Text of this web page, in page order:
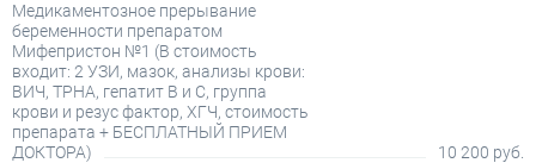
Медикаментозное прерывание
беременности препаратом
Мифепристон №1 (В стоимость
входит: 2 УЗИ, мазок, анализы крови:
ВИЧ, TPHA, гепатит В и С, группа
крови и резус фактор, ХГЧ, стоимость
препарата + БЕСПЛАТНЫЙ ПРИЕМ
ДОКТОРА)
10 200 руб.